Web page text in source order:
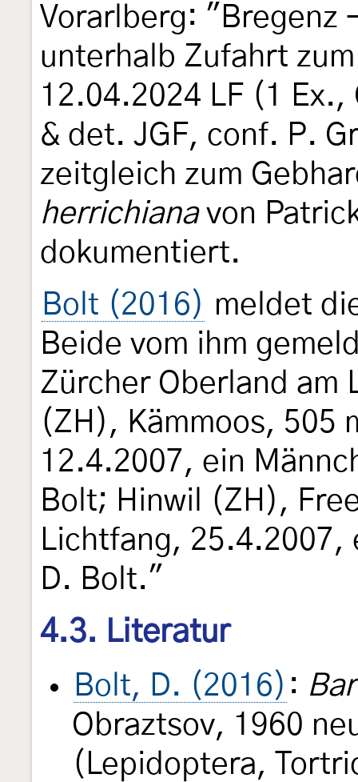
Vorarlberg: "Bregenz
unterhalb Zufahrt
12.04.2024 LF (1
& det. JGF, conf. P.
zeitgleich zum
herrichianavon
dokumentiert.
Bolt (2016) meldet
Beide vom ihm
Zürcher Oberland am
(ZH), Kämmoos, 505
12.4.2007, ein
Bolt; Hinwil (ZH),
Lichtfang, 25.4.2007,
D. Bolt."
4.3. Literatur
Bolt, D. (2016) :
Obraztsov, 1960
(Lepidoptera,